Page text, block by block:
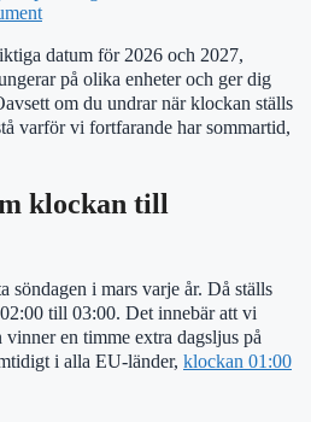
datum för 2026 och 2027,
på olika enheter och ger dig
om du undrar när klockan ställs
varför vi fortfarande har sommartid,
klockan till
söndagen i mars varje år. Då ställs
till 03:00. Det innebär att vi
en timme extra dagsljus på
i alla EU-länder, klockan 01:00